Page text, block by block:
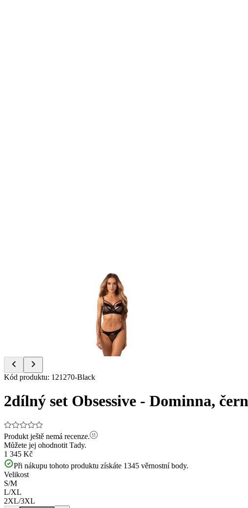
Item
of
9
Kód produktu: 121270-Black
2dílný set Obsessive - Dominna,
Produkt ještě nemá recenze.
Můžete jej ohodnotit Tady.
1 345 Kč
Při nákupu tohoto produktu získáte 1345 věrnostní body.
Velikost
S/M
L/XL
2XL/3XL